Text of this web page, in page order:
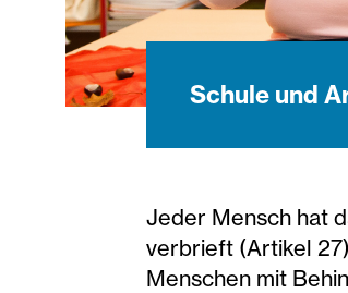
Schule und
Jeder Mensch hat
verbrieft (Artikel
Menschen mit